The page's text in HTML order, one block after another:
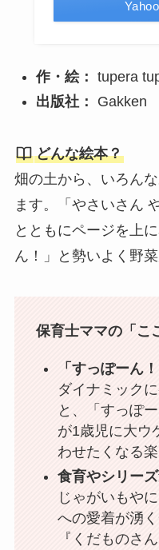
作・絵： tupera
出版社：
Gakken
どんな絵本？
畑の土から、いろん
ます。「やさいさん
とともにページを上
ん！」と勢いよく野
保育士ママの「こ
「すっぽーん
ダイナミック
と、「すっぽ
が1歳児に大ウ
わせたくなる楽
食育やシリー
じゃがいもや
への愛着が湧
『くだものさ